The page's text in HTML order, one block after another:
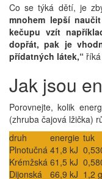
Co se týká dětí, je
mnohem lepší
kečupu vzít
dopřát, pak je
přídatných látek,“
Jak jsou
Porovnejte, kolik
(zhruba čajová lžička)
druh
energie tuk
Plnotučná 41,8 kJ
Krémžská 61,5 kJ
Dijonská
66,9 kJ 1,2 g